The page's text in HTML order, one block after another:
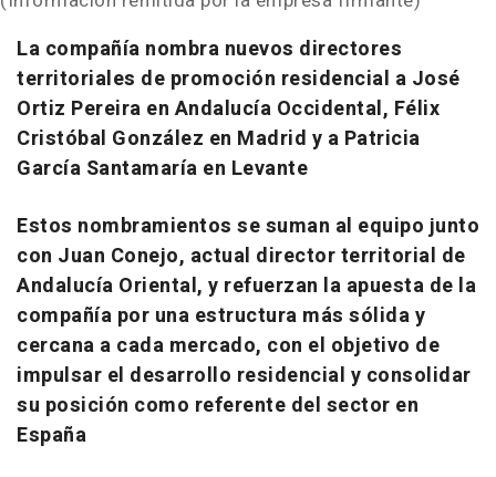
La compañía nombra nuevos directores
territoriales de promoción residencial a José
Ortiz Pereira en Andalucía Occidental, Félix
Cristóbal González en Madrid y a Patricia
García Santamaría en Levante
Estos nombramientos se suman al equipo junto
con Juan Conejo, actual director territorial de
Andalucía Oriental, y refuerzan la apuesta de la
compañía por una estructura más sólida y
cercana a cada mercado, con el objetivo de
impulsar el desarrollo residencial y consolidar
su posición como referente del sector en
España